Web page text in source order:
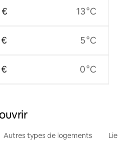
13 °C
5 °C
0 °C
Autres types de logements